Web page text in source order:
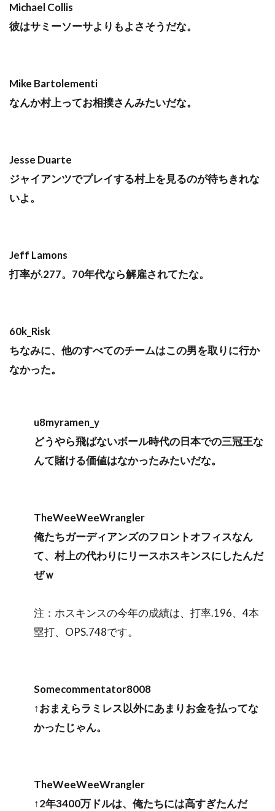
Michael Collis
彼はサミーソーサよりもよさそうだな。
Mike Bartolementi
なんか村上ってお相撲さんみたいだな。
Jesse Duarte
ジャイアンツでプレイする村上を見るのが待ちきれな
いよ。
Jeff Lamons
打率が.277。70年代なら解雇されてたな。
60k_Risk
ちなみに、他のすべてのチームはこの男を取りに行か
なかった。
u8myramen_y
どうやら飛ばないボール時代の日本での三冠王な
んて賭ける価値はなかったみたいだな。
TheWeeWeeWrangler
俺たちガーディアンズのフロントオフィスなん
て、村上の代わりにリースホスキンスにしたんだ
ぜｗ
注：ホスキンスの今年の成績は、打率.196、4本
塁打、OPS.748です。
Somecommentator8008
↑おまえらラミレス以外にあまりお金を払ってな
かったじゃん。
TheWeeWeeWrangler
↑2年3400万ドルは、俺たちには高すぎたんだ